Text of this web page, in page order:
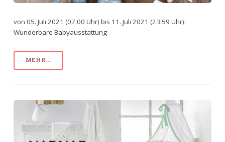
von 05. Juli 2021 (07:00 Uhr) bis 11. Juli 2021 (23:59 Uhr):
Wunderbare Babyausstattung
MEHR...